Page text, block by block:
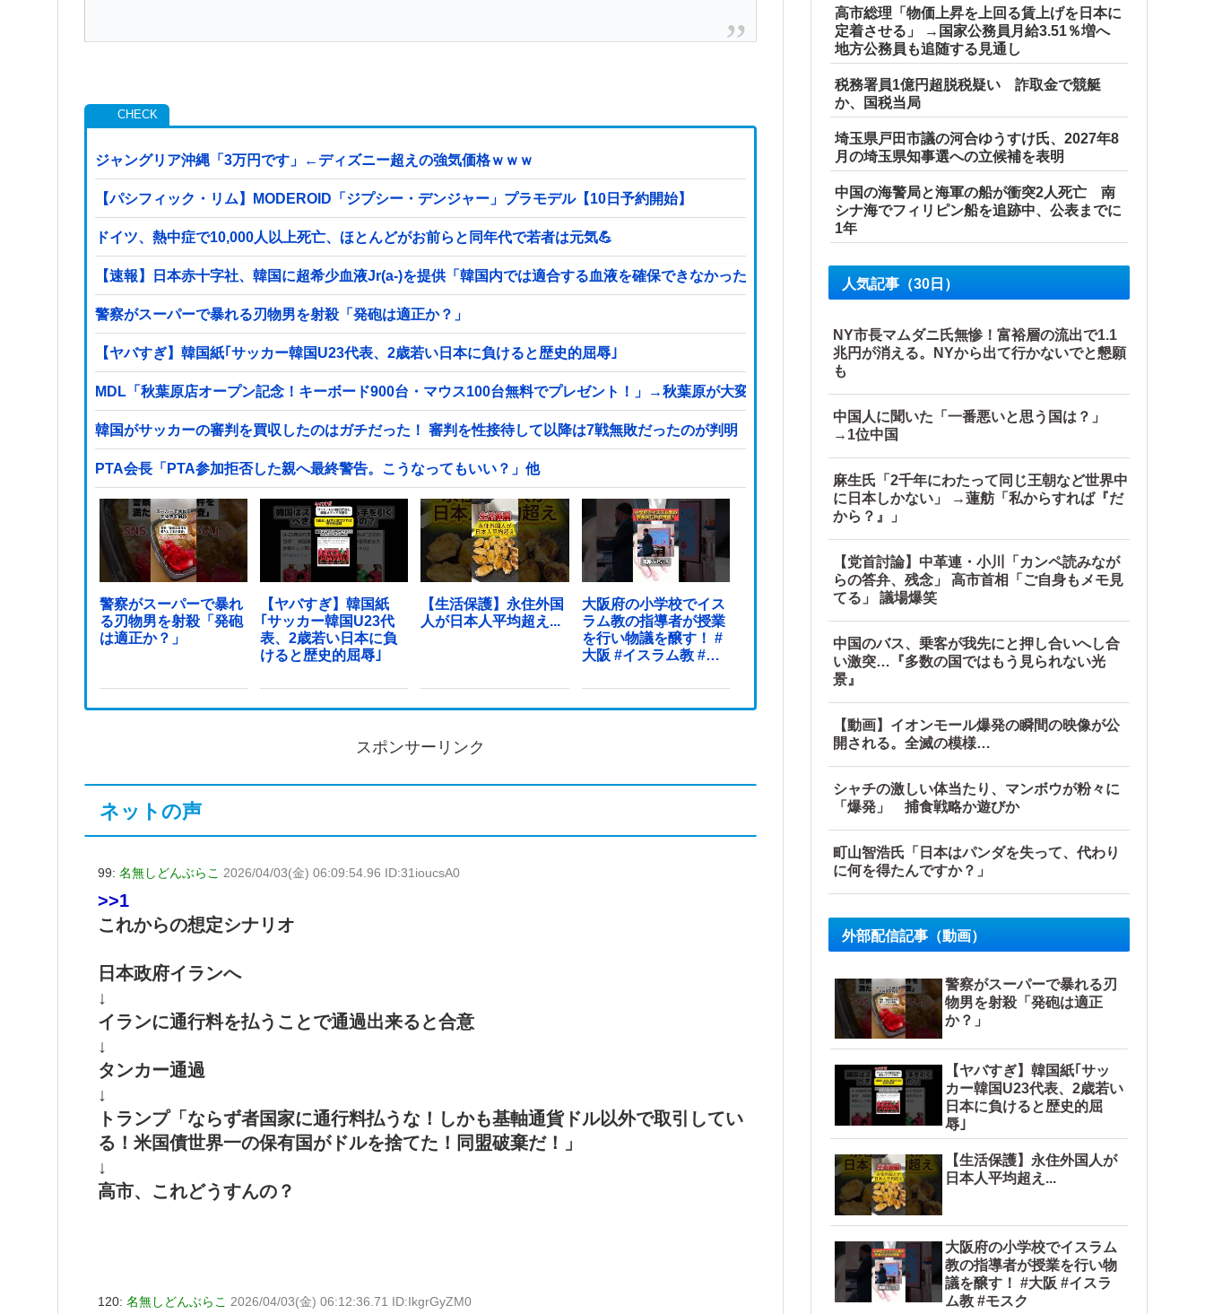
ジャングリア沖縄「3万円です」←ディズニー超えの強気価格ｗｗｗ
【パシフィック・リム】MODEROID「ジプシー・デンジャー」プラモデル【10日予約開始】
ドイツ、熱中症で10,000人以上死亡、ほとんどがお前らと同年代で若者は元気💪
【速報】日本赤十字社、韓国に超希少血液Jr(a-)を提供「韓国内では適合する血液を確保できなかった」※今回で4回目
警察がスーパーで暴れる刃物男を射殺「発砲は適正か？」
【ヤバすぎ】韓国紙｢サッカー韓国U23代表、2歳若い日本に負けると歴史的屈辱｣
MDL「秋葉原店オープン記念！キーボード900台・マウス100台無料でプレゼント！」→秋葉原が大変なことになってしまう
韓国がサッカーの審判を買収したのはガチだった！ 審判を性接待して以降は7戦無敗だったのが判明
PTA会長「PTA参加拒否した親へ最終警告。こうなってもいい？」他
警察がスーパーで暴れ
る刃物男を射殺「発砲
は適正か？」
【ヤバすぎ】韓国紙
｢サッカー韓国U23代
表、2歳若い日本に負
けると歴史的屈辱｣
【生活保護】永住外国
人が日本人平均超え...
大阪府の小学校でイス
ラム教の指導者が授業
を行い物議を醸す！ #
大阪 #イスラム教 #モ
スポンサーリンク
ネットの声
99: 名無しどんぶらこ 2026/04/03(金) 06:09:54.96 ID:31ioucsA0
>>1
これからの想定シナリオ
日本政府イランへ
↓
イランに通行料を払うことで通過出来ると合意
↓
タンカー通過
↓
トランプ「ならず者国家に通行料払うな！しかも基軸通貨ドル以外で取引してい
る！米国債世界一の保有国がドルを捨てた！同盟破棄だ！」
↓
高市、これどうすんの？
120: 名無しどんぶらこ 2026/04/03(金) 06:12:36.71 ID:IkgrGyZM0
高市総理「物価上昇を上回る賃上げを日本に
定着させる」 →国家公務員月給3.51％増へ
地方公務員も追随する見通し
税務署員1億円超脱税疑い 詐取金で競艇
か、国税当局
埼玉県戸田市議の河合ゆうすけ氏、2027年8
月の埼玉県知事選への立候補を表明
中国の海警局と海軍の船が衝突2人死亡 南
シナ海でフィリピン船を追跡中、公表までに
1年
人気記事（30日）
NY市長マムダニ氏無惨！富裕層の流出で1.1
兆円が消える。NYから出て行かないでと懇願
も
中国人に聞いた「一番悪いと思う国は？」
→1位中国
麻生氏「2千年にわたって同じ王朝など世界中
に日本しかない」 →蓮舫「私からすれば『だ
から？』」
【党首討論】中革連・小川「カンペ読みなが
らの答弁、残念」 高市首相「ご自身もメモ見
てる」 議場爆笑
中国のバス、乗客が我先にと押し合いへし合
い激突…『多数の国ではもう見られない光
景』
【動画】イオンモール爆発の瞬間の映像が公
開される。全滅の模様…
シャチの激しい体当たり、マンボウが粉々に
「爆発」 捕食戦略か遊びか
町山智浩氏「日本はパンダを失って、代わり
に何を得たんですか？」
外部配信記事（動画）
警察がスーパーで暴れる刃
物男を射殺「発砲は適正
か？」
【ヤバすぎ】韓国紙｢サッ
カー韓国U23代表、2歳若い
日本に負けると歴史的屈
辱｣
【生活保護】永住外国人が
日本人平均超え...
大阪府の小学校でイスラム
教の指導者が授業を行い物
議を醸す！ #大阪 #イスラ
ム教 #モスク